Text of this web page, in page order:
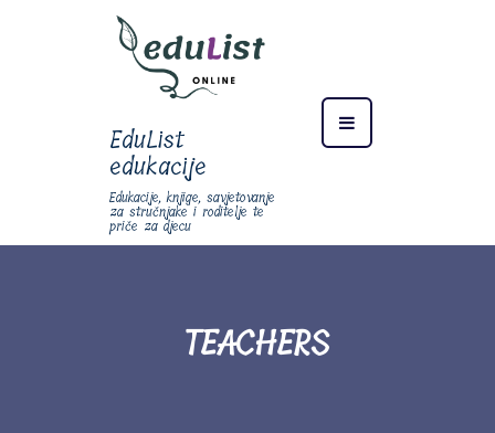
EduList
edukacije
Edukacije, knjige, savjetovanje
za stručnjake i roditelje te
priče za djecu
TEACHERS